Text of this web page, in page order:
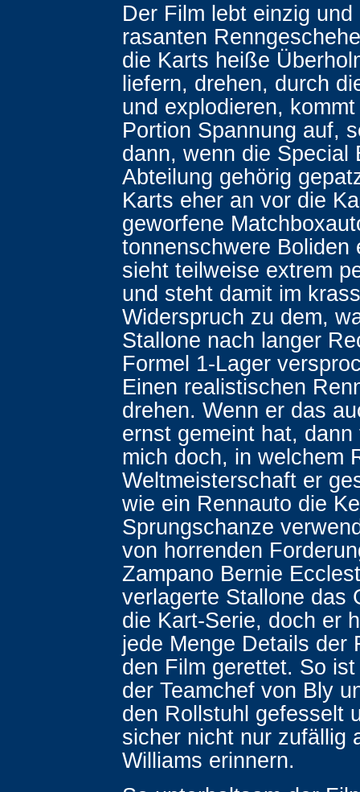
Der Film lebt einzig und
rasanten
die Karts heiße
liefern, drehen, durch
und explodieren,
Portion Spannung auf,
dann, wenn die Special
Abteilung gehörig
Karts eher an vor die
geworfene
tonnenschwere Boliden
sieht teilweise extrem
und steht damit im
Widerspruch zu dem,
Stallone nach langer
Formel 1-Lager
Einen realistischen
drehen. Wenn er das
ernst gemeint hat, dann
mich doch, in welchem
Weltmeisterschaft er
wie ein Rennauto die
Sprungschanze
von horrenden
Zampano Bernie
verlagerte Stallone das
die Kart-Serie, doch er
jede Menge Details der
den Film gerettet. So
der Teamchef von Bly
den Rollstuhl gefesselt
sicher nicht nur zufällig
Williams erinnern.